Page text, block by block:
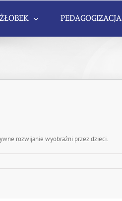
ŻŁOBEK PEDAGOGIZACJA
rozwijanie wyobraźni przez dzieci.